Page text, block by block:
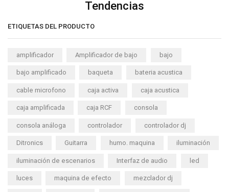
Tendencias
ETIQUETAS DEL PRODUCTO
amplificador Amplificador de bajo bajo
bajo amplificado baqueta bateria acustica
cable microfono caja activa caja acustica
caja amplificada caja RCF consola
consola análoga controlador controlador dj
Ditronics Guitarra humo. maquina iluminación
iluminación de escenarios Interfaz de audio led
luces maquina de efecto mezclador dj